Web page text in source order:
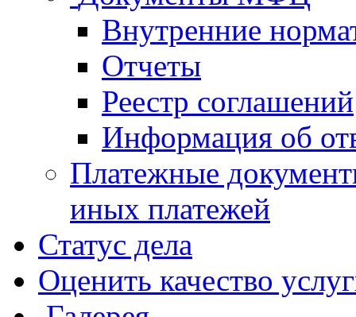
Внутренние
Отчеты
Реестр соглашений
Информация об
Платежные
иных платежей
Статус дела
Оценить качество